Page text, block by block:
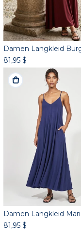
Damen Langkleid
81,95 $
Damen Langkleid
81,95 $